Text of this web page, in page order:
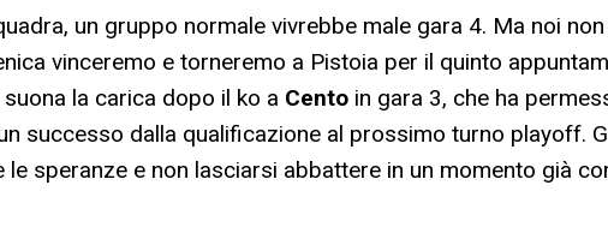
un gruppo normale vivrebbe male gara 4. Ma noi
vinceremo e torneremo a Pistoia per il quinto
suona la carica dopo il ko a Cento in gara 3, che ha
successo dalla qualificazione al prossimo turno playoff.
le speranze e non lasciarsi abbattere in un momento già